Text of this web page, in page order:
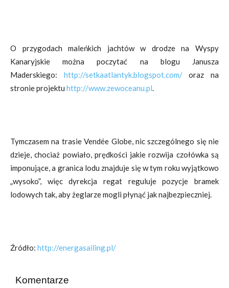
O przygodach maleńkich jachtów w drodze na Wyspy
Kanaryjskie można poczytać na blogu Janusza
Maderskiego: http://setkaatlantyk.blogspot.com/oraz na
stronie projektu http://www.zewoceanu.pl.
Tymczasem na trasie Vendée Globe, nic szczególnego się nie
dzieje, chociaż powiało, prędkości jakie rozwija czołówka są
imponujące, a granica lodu znajduje się w tym roku wyjątkowo
„wysoko”, więc dyrekcja regat reguluje pozycje bramek
lodowych tak, aby żeglarze mogli płynąć jak najbezpieczniej.
Źródło: http://energasailing.pl/
Komentarze